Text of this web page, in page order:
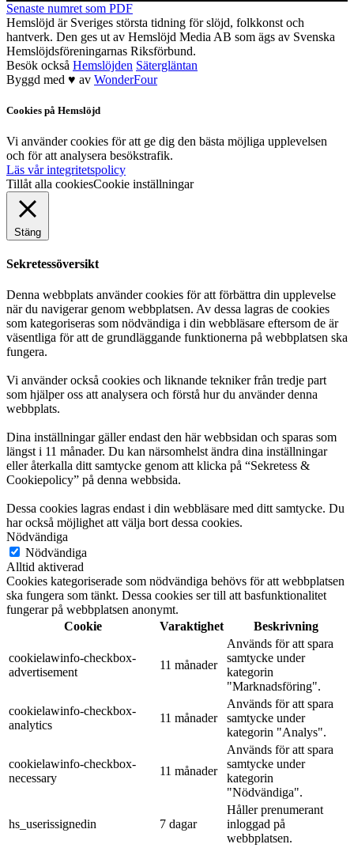
Senaste numret som PDF
Hemslöjd är Sveriges största tidning för slöjd, folkkonst och
hantverk. Den ges ut av Hemslöjd Media AB som ägs av Svenska
Hemslöjdsföreningarnas Riksförbund.
Besök också Hemslöjden Sätergläntan
Byggd med ♥ av WonderFour
Cookies på Hemslöjd
Vi använder cookies för att ge dig den bästa möjliga upplevelsen
och för att analysera besökstrafik.
Läs vår integritetspolicy
Tillåt alla cookiesCookie inställningar
Stäng
Sekretessöversikt
Denna webbplats använder cookies för att förbättra din upplevelse
när du navigerar genom webbplatsen. Av dessa lagras de cookies
som kategoriseras som nödvändiga i din webbläsare eftersom de är
väsentliga för att de grundläggande funktionerna på webbplatsen ska
fungera.
Vi använder också cookies och liknande tekniker från tredje part
som hjälper oss att analysera och förstå hur du använder denna
webbplats.
Dina inställningar gäller endast den här webbsidan och sparas som
längst i 11 månader. Du kan närsomhelst ändra dina inställningar
eller återkalla ditt samtycke genom att klicka på “Sekretess &
Cookiepolicy” på denna webbsida.
Dessa cookies lagras endast i din webbläsare med ditt samtycke. Du
har också möjlighet att välja bort dessa cookies.
Nödvändiga
Nödvändiga
Alltid aktiverad
Cookies kategoriserade som nödvändiga behövs för att webbplatsen
ska fungera som tänkt. Dessa cookies ser till att basfunktionalitet
fungerar på webbplatsen anonymt.
Cookie
Varaktighet Beskrivning
cookielawinfo-checkbox-
advertisement
11 månader
Används för att spara
samtycke under
kategorin
"Marknadsföring".
cookielawinfo-checkbox-
analytics
11 månader
Används för att spara
samtycke under
kategorin "Analys".
cookielawinfo-checkbox-
necessary
11 månader
Används för att spara
samtycke under
kategorin
"Nödvändiga".
hs_userissignedin 7 dagar
Håller prenumerant
inloggad på
webbplatsen.